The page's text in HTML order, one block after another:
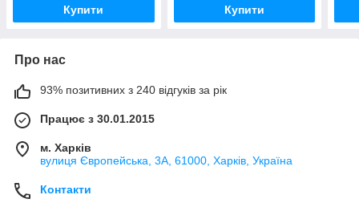
Купити Купити
Про нас
93% позитивних з 240 відгуків за рік
Працює з 30.01.2015
м. Харків
вулиця Європейська, 3А, 61000, Харків, Україна
Контакти